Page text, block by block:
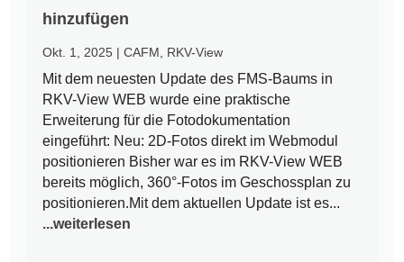
hinzufügen
Okt. 1, 2025 |CAFM RKV-View
Mit dem neuesten Update des FMS-Baums in
RKV-View WEB wurde eine praktische
Erweiterung für die Fotodokumentation
eingeführt: Neu: 2D-Fotos direkt im Webmodul
positionieren Bisher war es im RKV-View WEB
bereits möglich, 360°-Fotos im Geschossplan zu
positionieren.Mit dem aktuellen Update ist es...
...weiterlesen